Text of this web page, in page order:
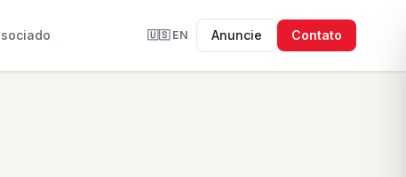
🇺🇸 EN Anuncie Contato